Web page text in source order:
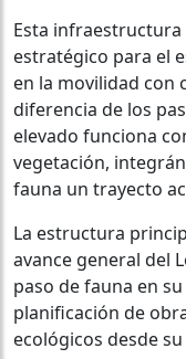
Esta
estratégico para el
en la movilidad con
diferencia de los
elevado funciona
vegetación,
fauna un trayecto
La estructura
avance general del
paso de fauna en
planificación de
ecológicos desde